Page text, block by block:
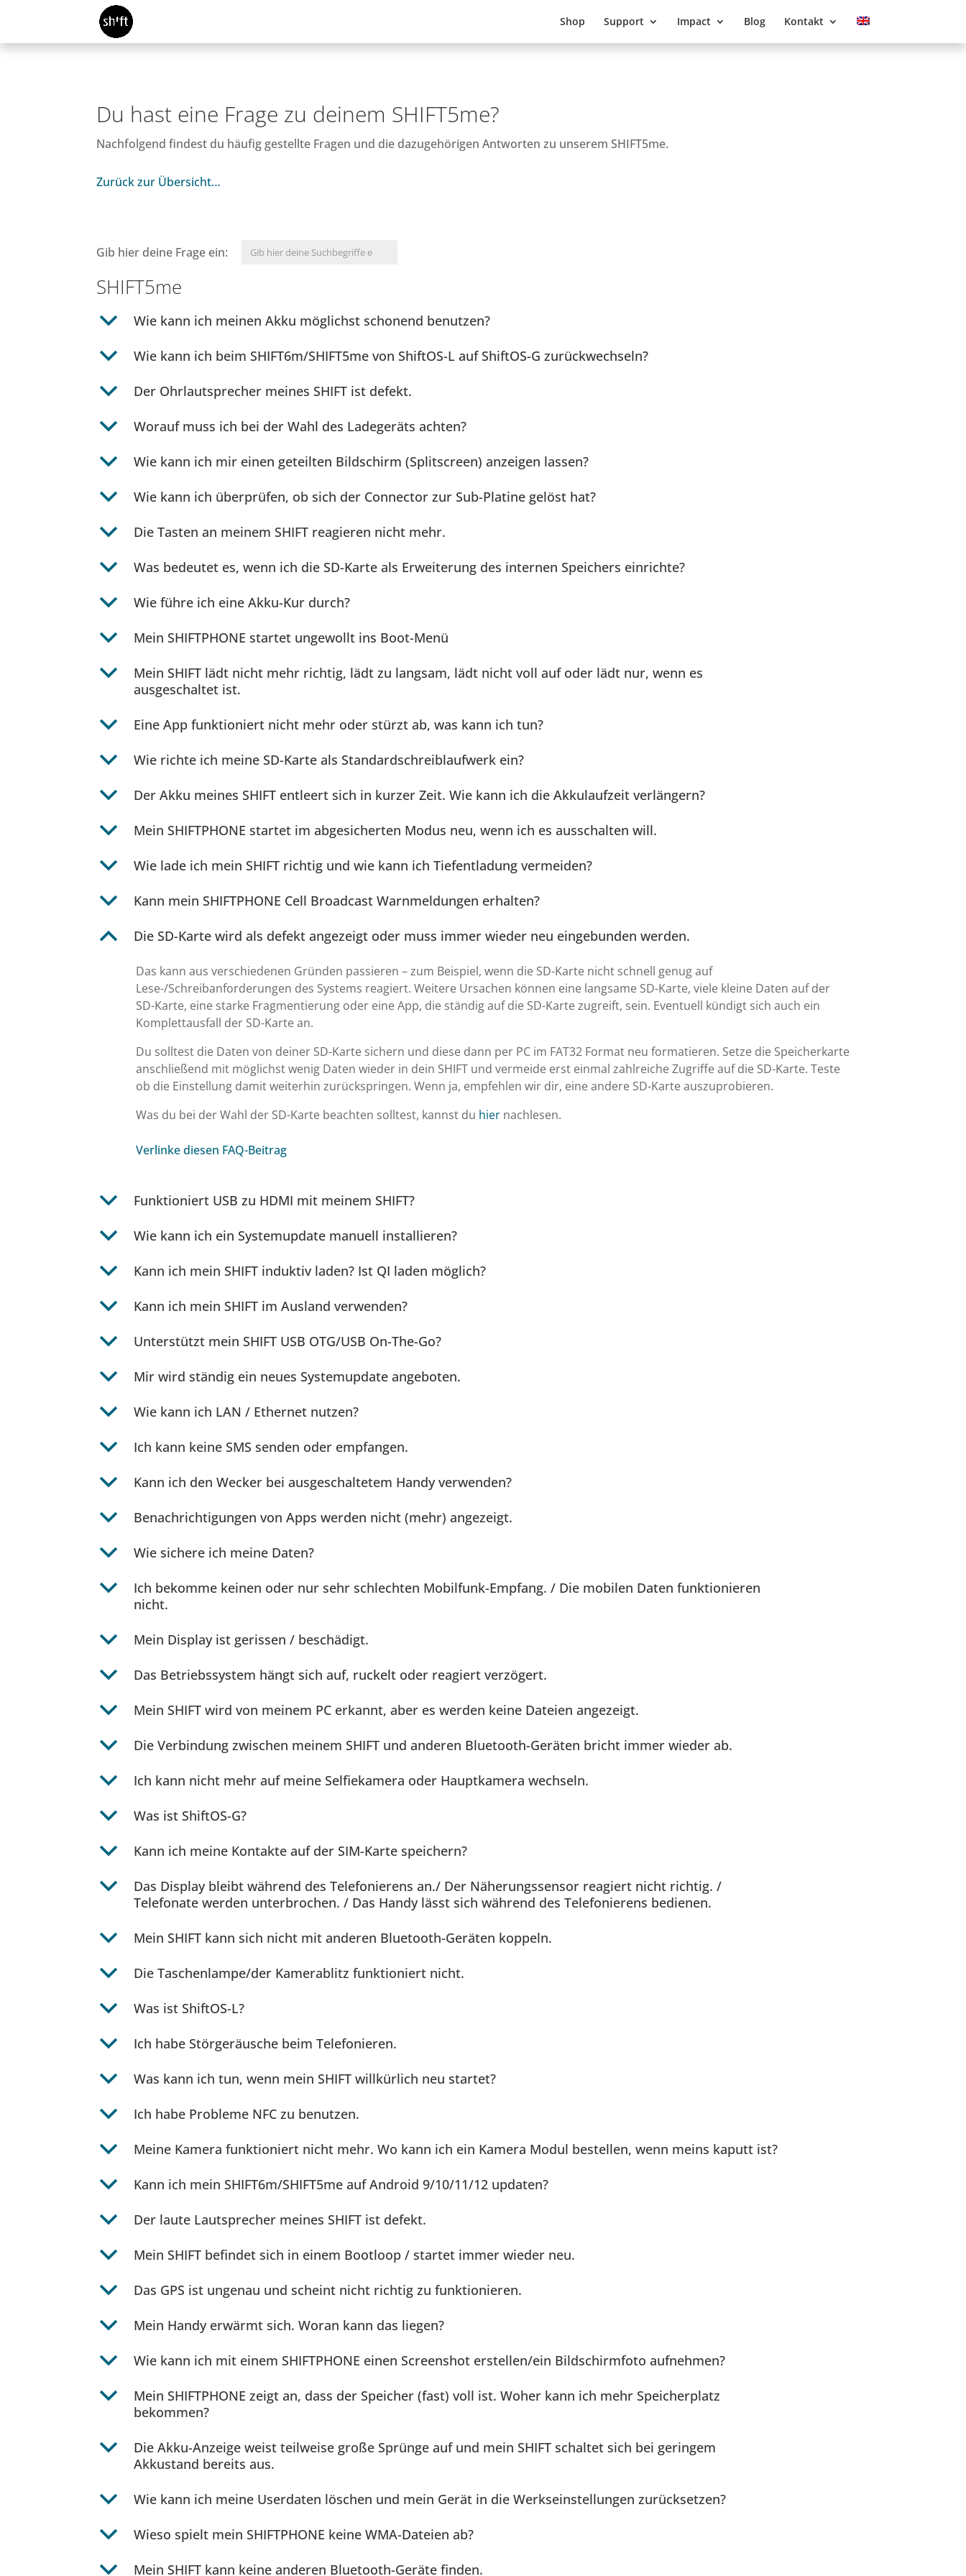
Shop Support Impact Blog Kontakt
Du hast eine Frage zu deinem SHIFT5me?
Nachfolgend findest du häufig gestellte Fragen und die dazugehörigen Antworten zu unserem SHIFT5me.
Zurück zur Übersicht…
Gib hier deine Frage ein:
SHIFT5me
b Wie kann ich meinen Akku möglichst schonend benutzen?
b Wie kann ich beim SHIFT6m/SHIFT5me von ShiftOS-L auf ShiftOS-G zurückwechseln?
b Der Ohrlautsprecher meines SHIFT ist defekt.
b Worauf muss ich bei der Wahl des Ladegeräts achten?
b Wie kann ich mir einen geteilten Bildschirm (Splitscreen) anzeigen lassen?
b Wie kann ich überprüfen, ob sich der Connector zur Sub-Platine gelöst hat?
b Die Tasten an meinem SHIFT reagieren nicht mehr.
b Was bedeutet es, wenn ich die SD-Karte als Erweiterung des internen Speichers einrichte?
b Wie führe ich eine Akku-Kur durch?
b Mein SHIFTPHONE startet ungewollt ins Boot-Menü
b
Mein SHIFT lädt nicht mehr richtig, lädt zu langsam, lädt nicht voll auf oder lädt nur, wenn es
ausgeschaltet ist.
b Eine App funktioniert nicht mehr oder stürzt ab, was kann ich tun?
b Wie richte ich meine SD-Karte als Standardschreiblaufwerk ein?
b Der Akku meines SHIFT entleert sich in kurzer Zeit. Wie kann ich die Akkulaufzeit verlängern?
b Mein SHIFTPHONE startet im abgesicherten Modus neu, wenn ich es ausschalten will.
b Wie lade ich mein SHIFT richtig und wie kann ich Tiefentladung vermeiden?
b Kann mein SHIFTPHONE Cell Broadcast Warnmeldungen erhalten?
B Die SD-Karte wird als defekt angezeigt oder muss immer wieder neu eingebunden werden.
Das kann aus verschiedenen Gründen passieren – zum Beispiel, wenn die SD-Karte nicht schnell genug auf
Lese-/Schreibanforderungen des Systems reagiert. Weitere Ursachen können eine langsame SD-Karte, viele kleine Daten auf der
SD-Karte, eine starke Fragmentierung oder eine App, die ständig auf die SD-Karte zugreift, sein. Eventuell kündigt sich auch ein
Komplettausfall der SD-Karte an.
Du solltest die Daten von deiner SD-Karte sichern und diese dann per PC im FAT32 Format neu formatieren. Setze die Speicherkarte
anschließend mit möglichst wenig Daten wieder in dein SHIFT und vermeide erst einmal zahlreiche Zugriffe auf die SD-Karte. Teste
ob die Einstellung damit weiterhin zurückspringen. Wenn ja, empfehlen wir dir, eine andere SD-Karte auszuprobieren.
Was du bei der Wahl der SD-Karte beachten solltest, kannst du hier nachlesen.
Verlinke diesen FAQ-Beitrag
b Funktioniert USB zu HDMI mit meinem SHIFT?
b Wie kann ich ein Systemupdate manuell installieren?
b Kann ich mein SHIFT induktiv laden? Ist QI laden möglich?
b Kann ich mein SHIFT im Ausland verwenden?
b Unterstützt mein SHIFT USB OTG/USB On-The-Go?
b Mir wird ständig ein neues Systemupdate angeboten.
b Wie kann ich LAN / Ethernet nutzen?
b Ich kann keine SMS senden oder empfangen.
b Kann ich den Wecker bei ausgeschaltetem Handy verwenden?
b Benachrichtigungen von Apps werden nicht (mehr) angezeigt.
b Wie sichere ich meine Daten?
b
Ich bekomme keinen oder nur sehr schlechten Mobilfunk-Empfang. / Die mobilen Daten funktionieren
nicht.
b Mein Display ist gerissen / beschädigt.
b Das Betriebssystem hängt sich auf, ruckelt oder reagiert verzögert.
b Mein SHIFT wird von meinem PC erkannt, aber es werden keine Dateien angezeigt.
b Die Verbindung zwischen meinem SHIFT und anderen Bluetooth-Geräten bricht immer wieder ab.
b Ich kann nicht mehr auf meine Selfiekamera oder Hauptkamera wechseln.
b Was ist ShiftOS-G?
b Kann ich meine Kontakte auf der SIM-Karte speichern?
b
Das Display bleibt während des Telefonierens an./ Der Näherungssensor reagiert nicht richtig. /
Telefonate werden unterbrochen. / Das Handy lässt sich während des Telefonierens bedienen.
b Mein SHIFT kann sich nicht mit anderen Bluetooth-Geräten koppeln.
b Die Taschenlampe/der Kamerablitz funktioniert nicht.
b Was ist ShiftOS-L?
b Ich habe Störgeräusche beim Telefonieren.
b Was kann ich tun, wenn mein SHIFT willkürlich neu startet?
b Ich habe Probleme NFC zu benutzen.
b Meine Kamera funktioniert nicht mehr. Wo kann ich ein Kamera Modul bestellen, wenn meins kaputt ist?
b Kann ich mein SHIFT6m/SHIFT5me auf Android 9/10/11/12 updaten?
b Der laute Lautsprecher meines SHIFT ist defekt.
b Mein SHIFT befindet sich in einem Bootloop / startet immer wieder neu.
b Das GPS ist ungenau und scheint nicht richtig zu funktionieren.
b Mein Handy erwärmt sich. Woran kann das liegen?
b Wie kann ich mit einem SHIFTPHONE einen Screenshot erstellen/ein Bildschirmfoto aufnehmen?
b
Mein SHIFTPHONE zeigt an, dass der Speicher (fast) voll ist. Woher kann ich mehr Speicherplatz
bekommen?
b
Die Akku-Anzeige weist teilweise große Sprünge auf und mein SHIFT schaltet sich bei geringem
Akkustand bereits aus.
b Wie kann ich meine Userdaten löschen und mein Gerät in die Werkseinstellungen zurücksetzen?
b Wieso spielt mein SHIFTPHONE keine WMA-Dateien ab?
b Mein SHIFT kann keine anderen Bluetooth-Geräte finden.